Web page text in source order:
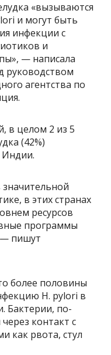
«вызываются
и могут быть
инфекции с
и
— написала
руководством
агентства по
в целом 2 из 5
(42%)
Индии.
в этих странах
ресурсов
программы
— пишут
более половины
H. pylori в
Бактерии, по-
контакт с
как рвота, стул